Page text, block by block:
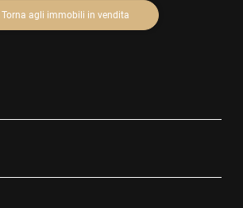
Torna agli immobili in vendita